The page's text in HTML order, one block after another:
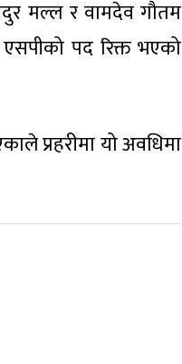
मल्ल र वामदेव गौतम
पद रिक्त भएको
प्रहरीमा यो अवधिमा